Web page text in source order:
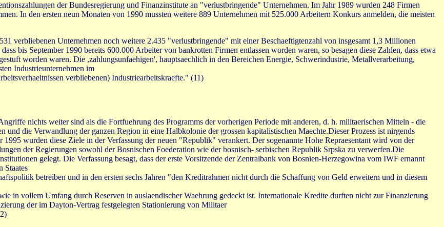
der Bundesregierung und Finanzinstitute an "verlustbringende" Unternehmen. Im Jahr 1989 wurden 248 Firmen
In den ersten neun Monaten von 1990 mussten weitere 889 Unternehmen mit 525.000 Arbeitern Konkurs anmelden, die meisten
verbliebenen Unternehmen noch weitere 2.435 "verlustbringende" mit einer Beschaeftigtenzahl von insgesamt 1,3 Millionen
bis September 1990 bereits 600.000 Arbeiter von bankrotten Firmen entlassen worden waren, so besagen diese Zahlen, dass etwa
worden waren. Die ,zahlungsunfaehigen', hauptsaechlich in den Bereichen Energie, Schwerindustrie, Metallverarbeitung,
Industrieunternehmen im
verbliebenen) Industriearbeitskraefte." (11)
nichts weiter sind als die Fortfuehrung des Programms der vorherigen Periode mit anderen, d. h. militaerischen Mitteln - die
die Verwandlung der ganzen Region in eine Halbkolonie der grossen kapitalistischen Maechte.Dieser Prozess ist nirgends
wurden diese Ziele in der Verfassung der neuen "Republik" verankert. Der sogenannte Hohe Repraesentant wird von der
der Regierungen sowohl der Bosnischen Foederation wie der bosnisch- serbischen Republik Srpska zu verwerfen.Die
gelegt. Die Verfassung besagt, dass der erste Vorsitzende der Zentralbank von Bosnien-Herzegowina vom IWF ernannt
Staates
betreiben und in den ersten sechs Jahren "den Kreditrahmen nicht durch die Schaffung von Geld erweitern und in diesem
in vollem Umfang durch Reserven in auslaendischer Waehrung gedeckt ist. Internationale Kredite durften nicht zur Finanzierung
der im Dayton-Vertrag festgelegten Stationierung von Militaer